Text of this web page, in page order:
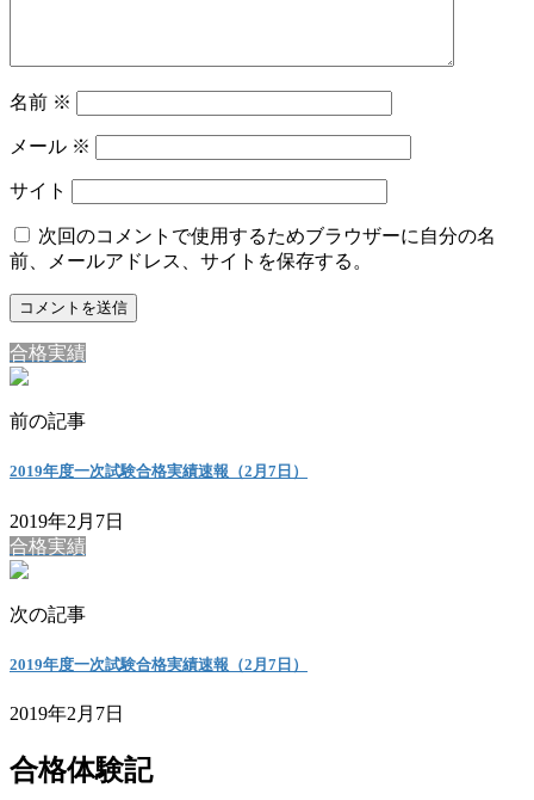
名前 ※
メール ※
サイト
次回のコメントで使用するためブラウザーに自分の名
前、メールアドレス、サイトを保存する。
合格実績
前の記事
2019年度一次試験合格実績速報（2月7日）
2019年2月7日
合格実績
次の記事
2019年度一次試験合格実績速報（2月7日）
2019年2月7日
合格体験記